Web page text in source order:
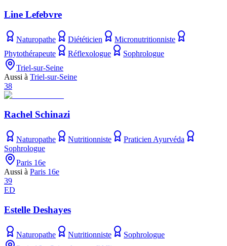
Line Lefebvre
Naturopathe Diététicien
Micronutritionniste
Phytothérapeute
Réflexologue
Sophrologue
Triel-sur-Seine
Aussi à Triel-sur-Seine
38
Rachel Schinazi
Naturopathe Nutritionniste
Praticien Ayurvéda
Sophrologue
Paris 16e
Aussi à Paris 16e
39
ED
Estelle Deshayes
Naturopathe Nutritionniste
Sophrologue